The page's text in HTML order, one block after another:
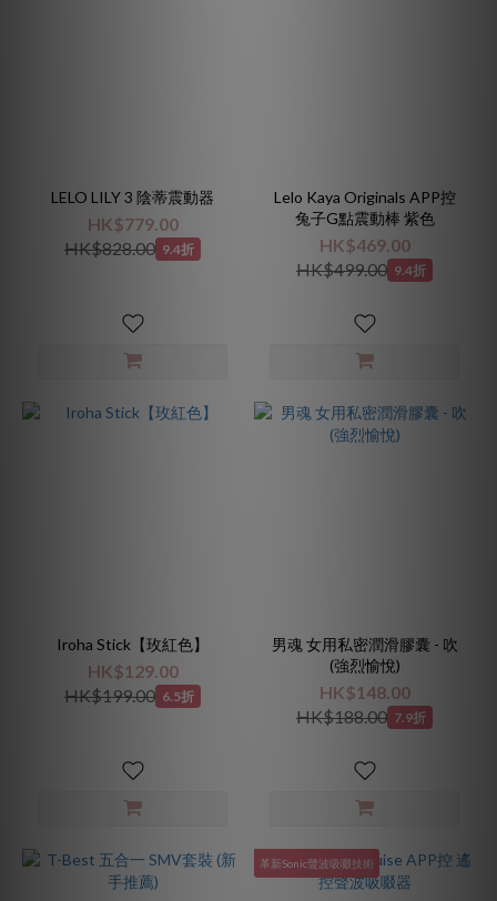
LELO LILY 3 陰蒂震動器
HK$779.00
HK$828.00 9.4折
Lelo Kaya Originals APP控
兔子G點震動棒 紫色
HK$469.00
HK$499.00 9.4折
Iroha Stick【玫紅色】
HK$129.00
HK$199.00 6.5折
男魂 女用私密潤滑膠囊 - 吹
(強烈愉悅)
HK$148.00
HK$188.00 7.9折
革新Sonic聲波吸啜技術